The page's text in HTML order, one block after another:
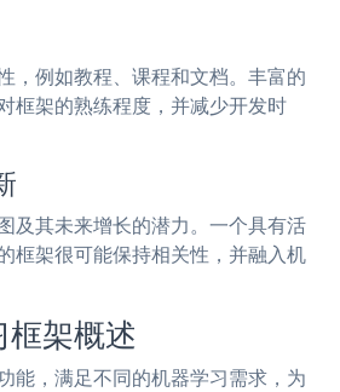
，例如教程、课程和文档。丰富的
框架的熟练程度，并减少开发时
及其未来增长的潜力。一个具有活
框架很可能保持相关性，并融入机
架概述
能，满足不同的机器学习需求，为